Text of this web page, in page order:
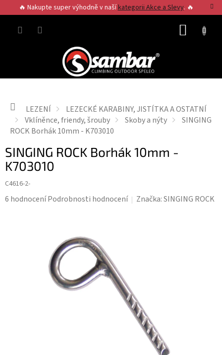
na
obsah
🔥 Nakupte super výhodně v našíkategorii Akce a Slevy. 🔥
Domů
LEZENÍ
LEZECKÉ KARABINY, JISTÍTKA A OSTATNÍ
Vklíněnce, friendy, šrouby
Skoby a nýty
SINGING
ROCK Borhák 10mm - K703010
SINGING ROCK Borhák 10mm -
K703010
C4616-2-
Průměrné
6 hodnoceníPodrobnosti hodnocení Značka:SINGING ROCK